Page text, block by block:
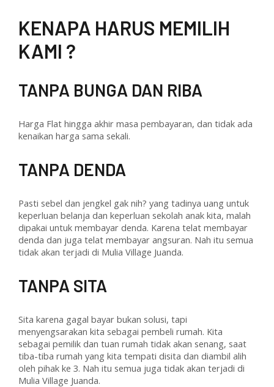
KENAPA HARUS MEMILIH
KAMI ?
TANPA BUNGA DAN RIBA
Harga Flat hingga akhir masa pembayaran, dan tidak ada
kenaikan harga sama sekali.
TANPA DENDA
Pasti sebel dan jengkel gak nih? yang tadinya uang untuk
keperluan belanja dan keperluan sekolah anak kita, malah
dipakai untuk membayar denda. Karena telat membayar
denda dan juga telat membayar angsuran. Nah itu semua
tidak akan terjadi di Mulia Village Juanda.
TANPA SITA
Sita karena gagal bayar bukan solusi, tapi
menyengsarakan kita sebagai pembeli rumah. Kita
sebagai pemilik dan tuan rumah tidak akan senang, saat
tiba-tiba rumah yang kita tempati disita dan diambil alih
oleh pihak ke 3. Nah itu semua juga tidak akan terjadi di
Mulia Village Juanda.